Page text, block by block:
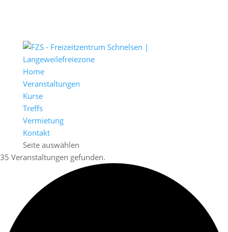
Home
Veranstaltungen
Kurse
Treffs
Vermietung
Kontakt
Seite auswählen
35 Veranstaltungen gefunden.